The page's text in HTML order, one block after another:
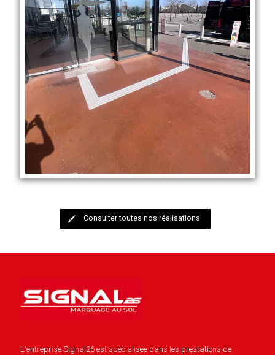
Consulter toutes nos réalisations
L'entreprise Signal26 est spécialisée dans les prestations de